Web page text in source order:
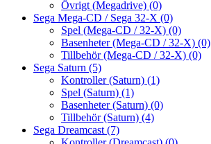
Övrigt (Megadrive) (0)
Sega Mega-CD / Sega 32-X (0)
Spel (Mega-CD / 32-X) (0)
Basenheter (Mega-CD / 32-X) (0)
Tillbehör (Mega-CD / 32-X) (0)
Sega Saturn (5)
Kontroller (Saturn) (1)
Spel (Saturn) (1)
Basenheter (Saturn) (0)
Tillbehör (Saturn) (4)
Sega Dreamcast (7)